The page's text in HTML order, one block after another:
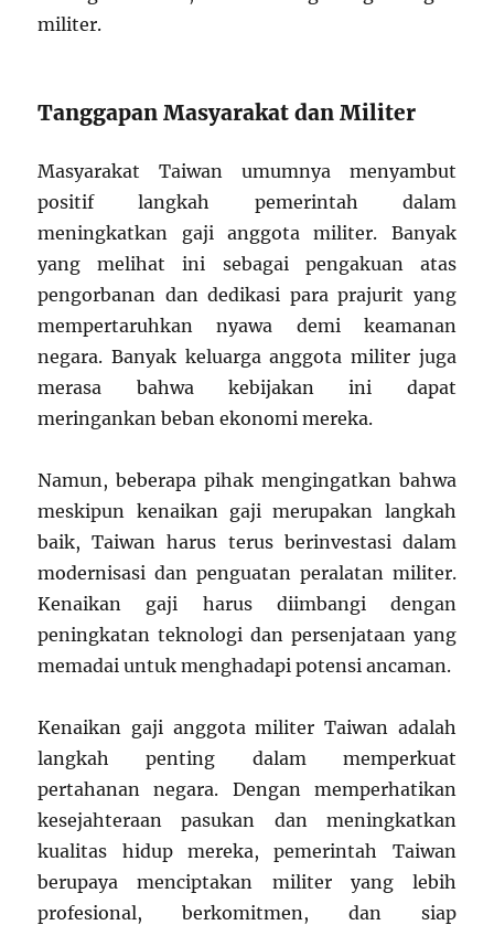
militer.
Tanggapan Masyarakat dan Militer
Masyarakat Taiwan umumnya menyambut
positif langkah pemerintah dalam
meningkatkan gaji anggota militer. Banyak
yang melihat ini sebagai pengakuan atas
pengorbanan dan dedikasi para prajurit yang
mempertaruhkan nyawa demi keamanan
negara. Banyak keluarga anggota militer juga
merasa bahwa kebijakan ini dapat
meringankan beban ekonomi mereka.
Namun, beberapa pihak mengingatkan bahwa
meskipun kenaikan gaji merupakan langkah
baik, Taiwan harus terus berinvestasi dalam
modernisasi dan penguatan peralatan militer.
Kenaikan gaji harus diimbangi dengan
peningkatan teknologi dan persenjataan yang
memadai untuk menghadapi potensi ancaman.
Kenaikan gaji anggota militer Taiwan adalah
langkah penting dalam memperkuat
pertahanan negara. Dengan memperhatikan
kesejahteraan pasukan dan meningkatkan
kualitas hidup mereka, pemerintah Taiwan
berupaya menciptakan militer yang lebih
profesional, berkomitmen, dan siap